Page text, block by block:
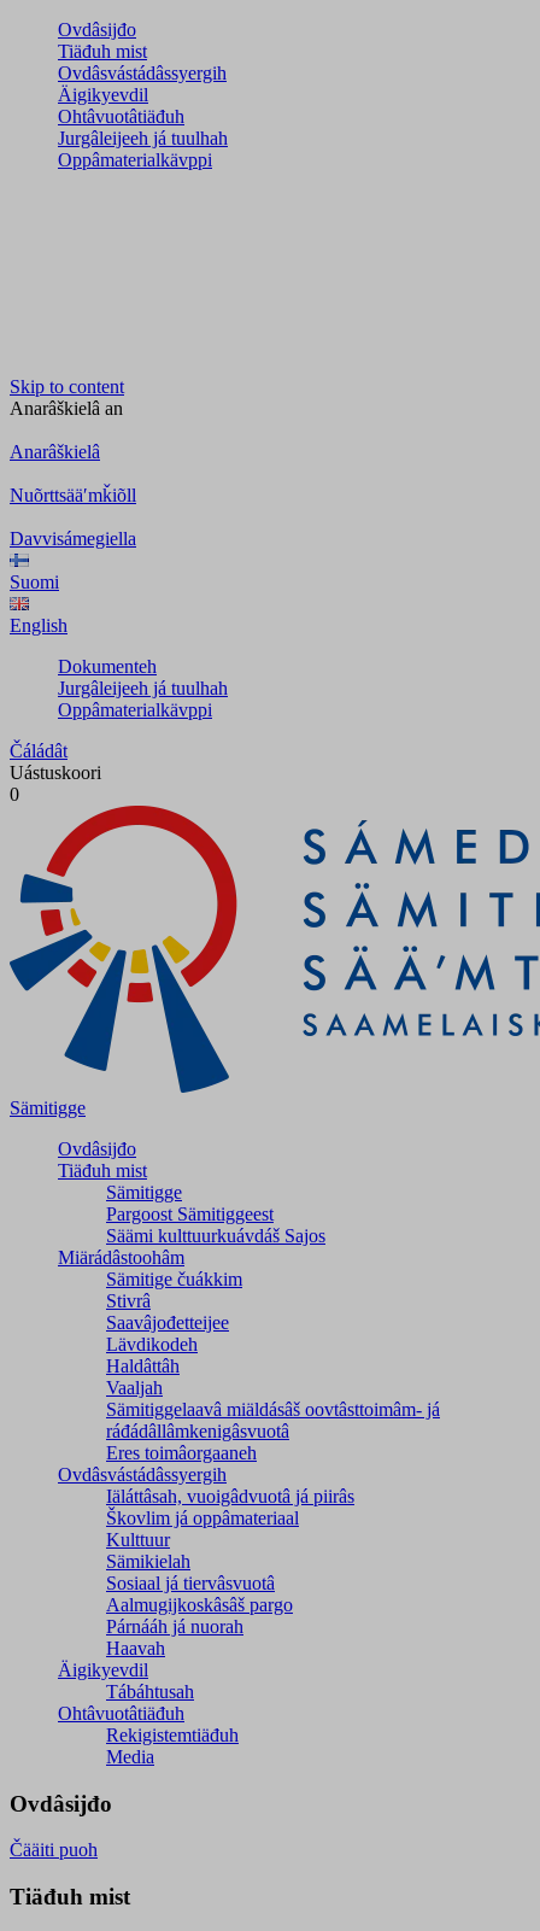
Ovdâsijđo
Tiäđuh mist
Ovdâsvástádâssyergih
Äigikyevdil
Ohtâvuotâtiäđuh
Jurgâleijeeh já tuulhah
Oppâmaterialkävppi
Skip to content
Anarâškielâ an
Anarâškielâ
Nuõrttsääʹmǩiõll
Davvisámegiella
Suomi
English
Dokumenteh
Jurgâleijeeh já tuulhah
Oppâmaterialkävppi
Čáládât
Uástuskoori
0
Sämitigge
Ovdâsijđo
Tiäđuh mist
Sämitigge
Pargoost Sämitiggeest
Säämi kulttuurkuávdáš Sajos
Miärádâstoohâm
Sämitige čuákkim
Stivrâ
Saavâjođetteijee
Lävdikodeh
Haldâttâh
Vaaljah
Sämitiggelaavâ miäldásâš oovtâsttoimâm- já
ráđádâllâmkenigâsvuotâ
Eres toimâorgaaneh
Ovdâsvástádâssyergih
Iäláttâsah, vuoigâdvuotâ já piirâs
Škovlim já oppâmateriaal
Kulttuur
Sämikielah
Sosiaal já tiervâsvuotâ
Aalmugijkoskâsâš pargo
Párnááh já nuorah
Haavah
Äigikyevdil
Tábáhtusah
Ohtâvuotâtiäđuh
Rekigistemtiäđuh
Media
Ovdâsijđo
Čääiti puoh
Tiäđuh mist